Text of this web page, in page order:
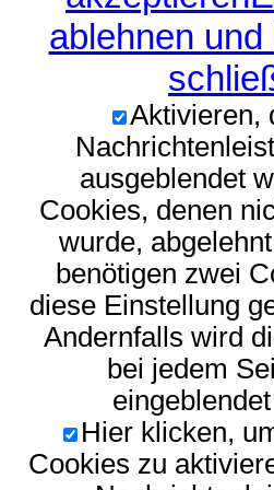
ablehnen
Aktivieren,
ausgeblendet
Cookies, denen
wurde,
benötigen zwei
diese Einstellung
Andernfalls wird
bei jedem
Hier klicken,
Cookies zu